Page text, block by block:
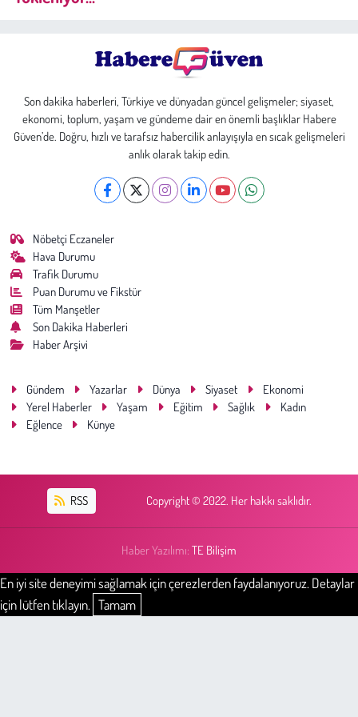
Son dakika haberleri, Türkiye ve dünyadan güncel gelişmeler; siyaset,
ekonomi, toplum, yaşam ve gündeme dair en önemli başlıklar Habere
Güven’de. Doğru, hızlı ve tarafsız habercilik anlayışıyla en sıcak gelişmeleri
anlık olarak takip edin.
Nöbetçi Eczaneler
Hava Durumu
Trafik Durumu
Puan Durumu ve Fikstür
Tüm Manşetler
Son Dakika Haberleri
Haber Arşivi
Gündem Yazarlar Dünya Siyaset
Ekonomi
Yerel Haberler
Yaşam Eğitim Sağlık
Kadın
Eğlence
Künye
RSS Copyright © 2022. Her hakkı saklıdır.
Haber Yazılımı: TE Bilişim
En iyi site deneyimi sağlamak için çerezlerden faydalanıyoruz. Detaylar
için lütfen tıklayın. Tamam